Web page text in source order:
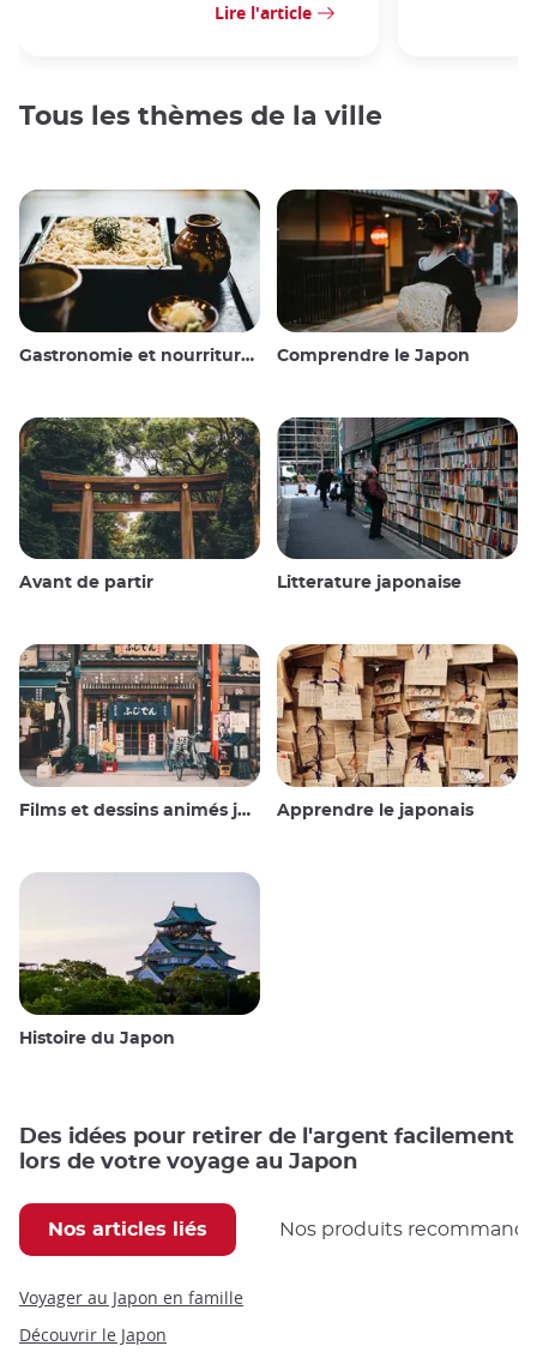
Lire l'article
Tous les thèmes de la ville
Gastronomie et nourriture japonaise Comprendre le Japon
Avant de partir Litterature japonaise
Films et dessins animés japonais Apprendre le japonais
Histoire du Japon
Des idées pour retirer de l'argent facilement
lors de votre voyage au Japon
Nos articles liés Nos produits
Voyager au Japon en famille
Découvrir le Japon